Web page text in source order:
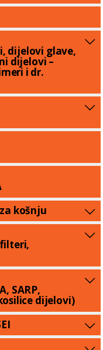
dijelovi glave,
dijelovi –
i dr.
za košnju
SARP,
dijelovi)